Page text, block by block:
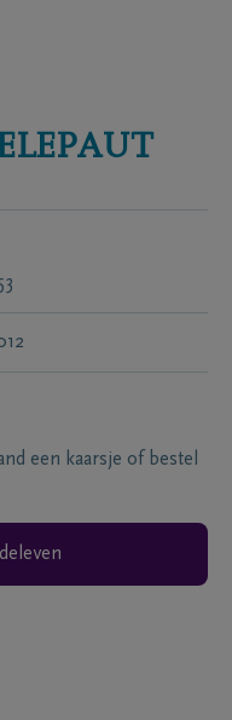
een kaarsje of bestel